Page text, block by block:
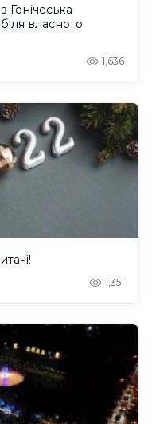
Генічеська
власного
1,636
1,351